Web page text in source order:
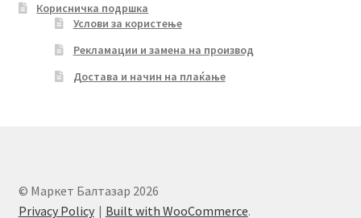
Корисничка подршка
Услови за користење
Рекламации и замена на производ
Достава и начин на плаќање
© Маркет Балтазар 2026
Privacy Policy
Built with WooCommerce.